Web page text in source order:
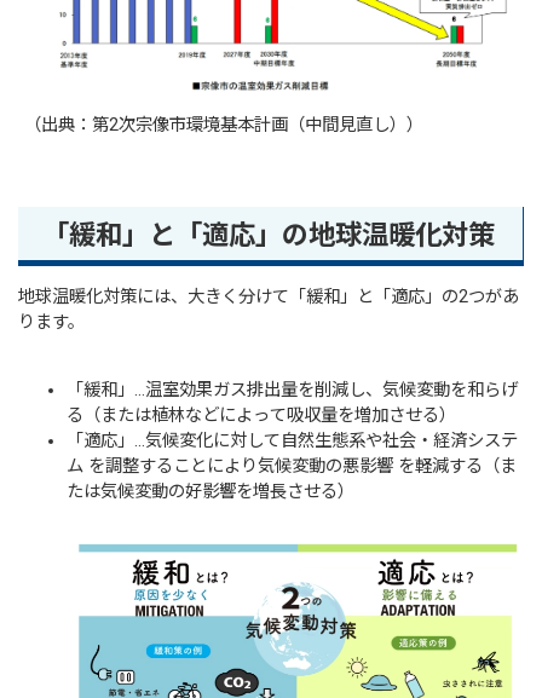
（出典：第2次宗像市環境基本計画（中間見直し））
「緩和」と「適応」の地球温暖化対策
地球温暖化対策には、大きく分けて「緩和」と「適応」の2つがあ
ります。
「緩和」…温室効果ガス排出量を削減し、気候変動を和らげ
る（または植林などによって吸収量を増加させる）
「適応」…気候変化に対して自然生態系や社会・経済システ
ム を調整することにより気候変動の悪影響 を軽減する（ま
たは気候変動の好影響を増長させる）